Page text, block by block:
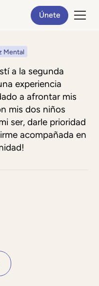
Únete
Mental
a la segunda
experiencia
a afrontar mis
mis dos niños
ser, darle prioridad
acompañada en